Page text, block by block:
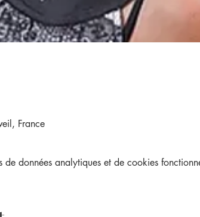
France
données analytiques et de cookies